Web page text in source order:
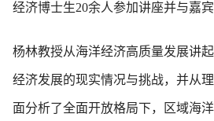
经济博士生20余人参加讲座并与嘉
杨林教授从海洋经济高质量发展讲
经济发展的现实情况与挑战，并从
面分析了全面开放格局下，区域海